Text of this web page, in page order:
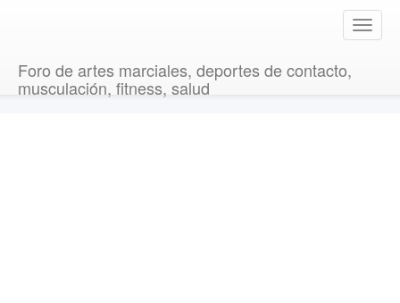
T
o
Foro de artes marciales, deportes de contacto,
musculación, fitness, salud